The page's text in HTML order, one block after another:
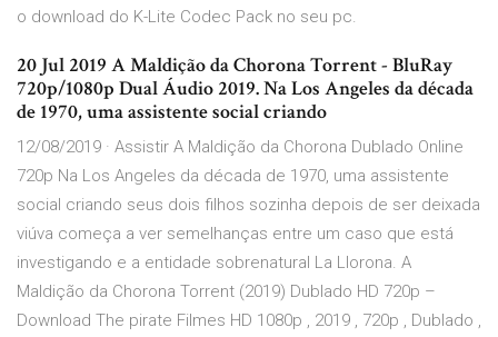
o download do K-Lite Codec Pack no seu pc.
20 Jul 2019 A Maldição da Chorona Torrent - BluRay
720p/1080p Dual Áudio 2019. Na Los Angeles da década
de 1970, uma assistente social criando
12/08/2019 · Assistir A Maldição da Chorona Dublado Online
720p Na Los Angeles da década de 1970, uma assistente
social criando seus dois filhos sozinha depois de ser deixada
viúva começa a ver semelhanças entre um caso que está
investigando e a entidade sobrenatural La Llorona. A
Maldição da Chorona Torrent (2019) Dublado HD 720p –
Download The pirate Filmes HD 1080p , 2019 , 720p , Dublado ,